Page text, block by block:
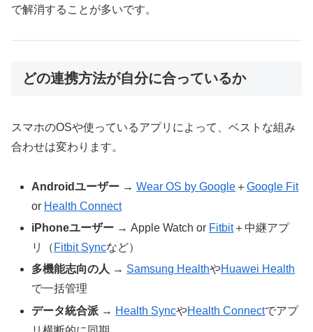
で解消することが多いです。
どの連携方法が自分に合っているか
スマホのOSや使っているアプリによって、ベストな組み
合わせは変わります。
Androidユーザー →Wear OS by Google ＋Google Fit
or Health Connect
iPhoneユーザー → Apple Watch or Fitbit＋中継アプ
リ（ Fitbit Syncなど）
多機能志向の人 → Samsung HealthやHuawei Health
で一括管理
データ統合派 → Health SyncやHealth Connectでアプ